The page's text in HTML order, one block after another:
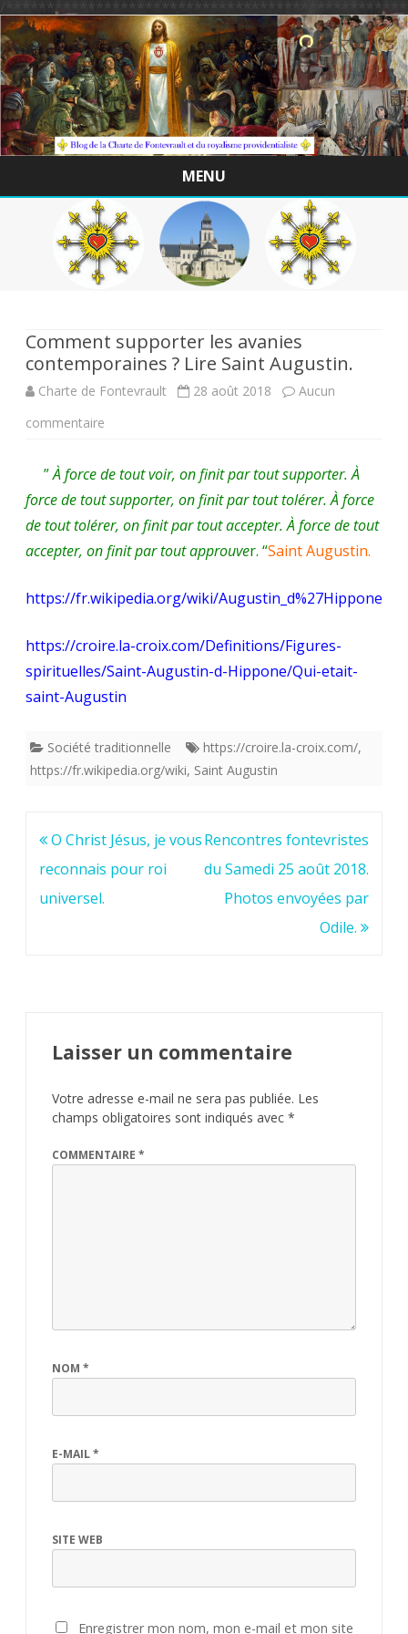
/
MENU
Skip
to
content
Comment supporter les avanies
contemporaines ? Lire Saint Augustin.
Charte de Fontevrault 28 août 2018
Aucun
commentaire
supporter
avanies
Lire
Saint
”À force de tout voir, on finit par tout supporter. À
force de tout supporter, on finit par tout tolérer. À force
de tout tolérer, on finit par tout accepter. À force de tout
accepter, on finit par tout approuver. “Saint Augustin.
https://fr.wikipedia.org/wiki/Augustin_d%27Hippone
https://croire.la-croix.com/Definitions/Figures-
spirituelles/Saint-Augustin-d-Hippone/Qui-etait-
saint-Augustin
Société traditionnelle https://croire.la-croix.com/,
https://fr.wikipedia.org/wiki, Saint Augustin
Navigation
de
l’article
O Christ Jésus, je vous
reconnais pour roi
universel.
Rencontres fontevristes
du Samedi 25 août 2018.
Photos envoyées par
Odile.
Laisser un commentaire
Votre adresse e-mail ne sera pas publiée. Les
champs obligatoires sont indiqués avec *
COMMENTAIRE *
NOM *
E-MAIL*
SITE WEB
Enregistrer mon nom, mon e-mail et mon site